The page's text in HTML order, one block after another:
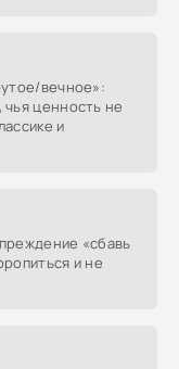
вечное»:
чья ценность не
и
«сбавь
и не